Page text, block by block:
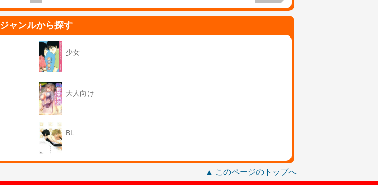
ジャンルから探す
少女
大人向け
BL
▲ このページのトップへ